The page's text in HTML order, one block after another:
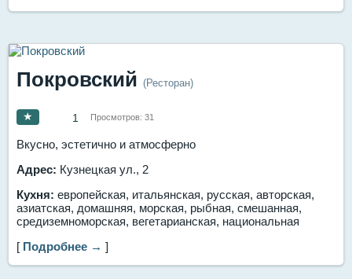
Покровский (Ресторан)
★ 1 Просмотров: 31
Вкусно, эстетично и атмосферно
Адрес: Кузнецкая ул., 2
Кухня: европейская, итальянская, русская, авторская,
азиатская, домашняя, морская, рыбная, смешанная,
средиземноморская, вегетарианская, национальная
[ Подробнее → ]